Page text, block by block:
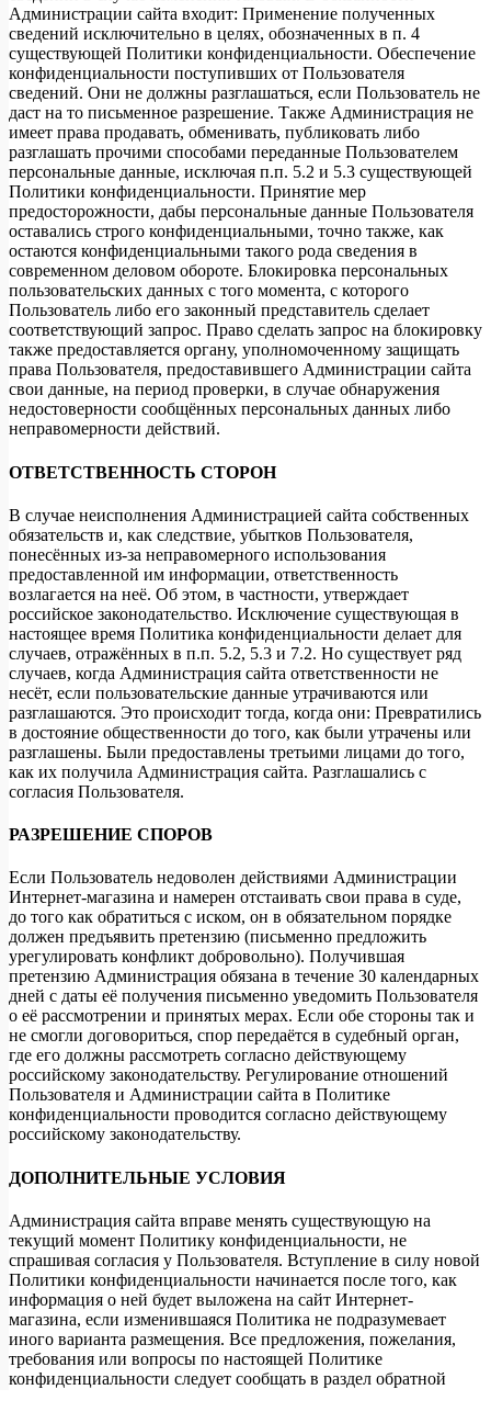
Администрации сайта входит: Применение полученных
сведений исключительно в целях, обозначенных в п. 4
существующей Политики конфиденциальности. Обеспечение
конфиденциальности поступивших от Пользователя
сведений. Они не должны разглашаться, если Пользователь не
даст на то письменное разрешение. Также Администрация не
имеет права продавать, обменивать, публиковать либо
разглашать прочими способами переданные Пользователем
персональные данные, исключая п.п. 5.2 и 5.3 существующей
Политики конфиденциальности. Принятие мер
предосторожности, дабы персональные данные Пользователя
оставались строго конфиденциальными, точно также, как
остаются конфиденциальными такого рода сведения в
современном деловом обороте. Блокировка персональных
пользовательских данных с того момента, с которого
Пользователь либо его законный представитель сделает
соответствующий запрос. Право сделать запрос на блокировку
также предоставляется органу, уполномоченному защищать
права Пользователя, предоставившего Администрации сайта
свои данные, на период проверки, в случае обнаружения
недостоверности сообщённых персональных данных либо
неправомерности действий.
ОТВЕТСТВЕННОСТЬ СТОРОН
В случае неисполнения Администрацией сайта собственных
обязательств и, как следствие, убытков Пользователя,
понесённых из-за неправомерного использования
предоставленной им информации, ответственность
возлагается на неё. Об этом, в частности, утверждает
российское законодательство. Исключение существующая в
настоящее время Политика конфиденциальности делает для
случаев, отражённых в п.п. 5.2, 5.3 и 7.2. Но существует ряд
случаев, когда Администрация сайта ответственности не
несёт, если пользовательские данные утрачиваются или
разглашаются. Это происходит тогда, когда они: Превратились
в достояние общественности до того, как были утрачены или
разглашены. Были предоставлены третьими лицами до того,
как их получила Администрация сайта. Разглашались с
согласия Пользователя.
РАЗРЕШЕНИЕ СПОРОВ
Если Пользователь недоволен действиями Администрации
Интернет-магазина и намерен отстаивать свои права в суде,
до того как обратиться с иском, он в обязательном порядке
должен предъявить претензию (письменно предложить
урегулировать конфликт добровольно). Получившая
претензию Администрация обязана в течение 30 календарных
дней с даты её получения письменно уведомить Пользователя
о её рассмотрении и принятых мерах. Если обе стороны так и
не смогли договориться, спор передаётся в судебный орган,
где его должны рассмотреть согласно действующему
российскому законодательству. Регулирование отношений
Пользователя и Администрации сайта в Политике
конфиденциальности проводится согласно действующему
российскому законодательству.
ДОПОЛНИТЕЛЬНЫЕ УСЛОВИЯ
Администрация сайта вправе менять существующую на
текущий момент Политику конфиденциальности, не
спрашивая согласия у Пользователя. Вступление в силу новой
Политики конфиденциальности начинается после того, как
информация о ней будет выложена на сайт Интернет-
магазина, если изменившаяся Политика не подразумевает
иного варианта размещения. Все предложения, пожелания,
требования или вопросы по настоящей Политике
конфиденциальности следует сообщать в раздел обратной